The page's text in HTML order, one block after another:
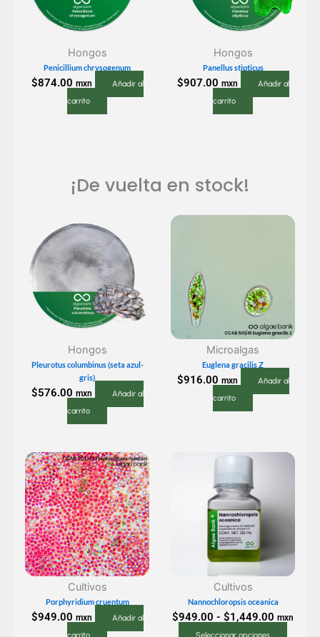
Hongos
Penicillium chrysogenum
$874.00 mxn
Añadir al
carrito
Hongos
Panellus stipticus
$907.00 mxn
Añadir al
carrito
¡De vuelta en stock!
Hongos
Pleurotus columbinus (seta azul-
gris)
$576.00 mxn
Añadir al
carrito
Microalgas
Euglena gracilis Z
$916.00 mxn
Añadir al
carrito
Cultivos
Porphyridium cruentum
$949.00 mxn
Añadir al
Cultivos
Nannochloropsis oceanica
$949.00 - $1,449.00
Rango
desde
mxn
Este
se